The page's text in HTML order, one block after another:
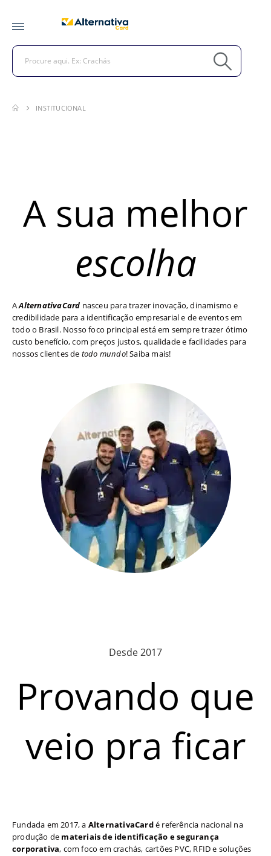
INSTITUCIONAL
A sua melhor
escolha
AAlternativaCard nasceu para trazer inovação, dinamismo e
credibilidade para a identificação empresarial e de eventos em
todo o Brasil. Nosso foco principal está em sempre trazer ótimo
custo benefício, com preços justos, qualidade e facilidades para
nossos clientes de todo mundo! Saiba mais!
Desde 2017
Provando que
veio pra ficar
Fundada em 2017, a AlternativaCardé referência nacional na
produção de materiais de identificação e segurança
corporativa, com foco em crachás, cartões PVC, RFID e soluções